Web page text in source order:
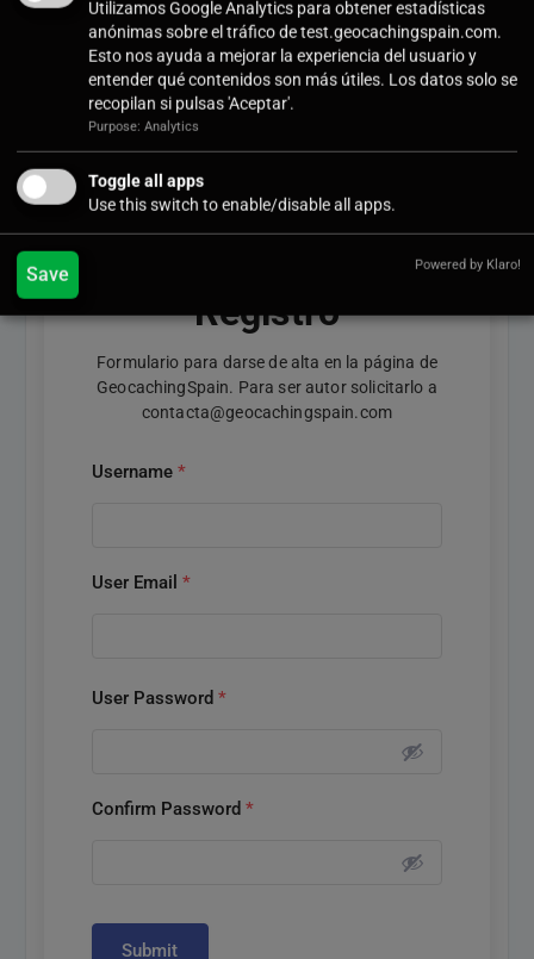
Deja una respuesta
Lo siento, debes estarconectado
Registro
Formulario para darse de alta en la página de
GeocachingSpain. Para ser autor solicitarlo a
contacta@geocachingspain.com
Username *
User Email *
User Password *
Confirm Password *
Submit
Utilizamos Google Analytics para obtener estadísticas
anónimas sobre el tráfico de test.geocachingspain.com.
Esto nos ayuda a mejorar la experiencia del usuario y
entender qué contenidos son más útiles. Los datos solo se
recopilan si pulsas 'Aceptar'.
Purpose: Analytics
Toggle all apps
Use this switch to enable/disable all apps.
Save Powered by Klaro!